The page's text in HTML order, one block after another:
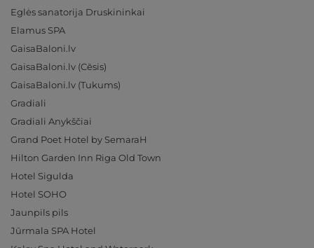
Eglės sanatorija Druskininkai
Elamus SPA
GaisaBaloni.lv
GaisaBaloni.lv (Cēsis)
GaisaBaloni.lv (Tukums)
Gradiali
Gradiali Anykščiai
Grand Poet Hotel by SemaraH
Hilton Garden Inn Riga Old Town
Hotel Sigulda
Hotel SOHO
Jaunpils pils
Jūrmala SPA Hotel